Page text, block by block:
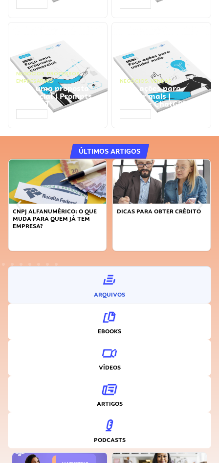
NEGÓCIOS, PROCESSOS
EMPRESARIAIS
Faça uma proposta
comercial | Prompts
ChatGPT
NEGÓCIOS, VENDAS
Faça ações para
vender mais |
Prompts ChatGPT
ÚLTIMOS ARTIGOS
CNPJ ALFANUMÉRICO: O QUE
MUDA PARA QUEM JÁ TEM
EMPRESA?
DICAS PARA OBTER CRÉDITO
ARQUIVOS
EBOOKS
VÍDEOS
ARTIGOS
PODCASTS